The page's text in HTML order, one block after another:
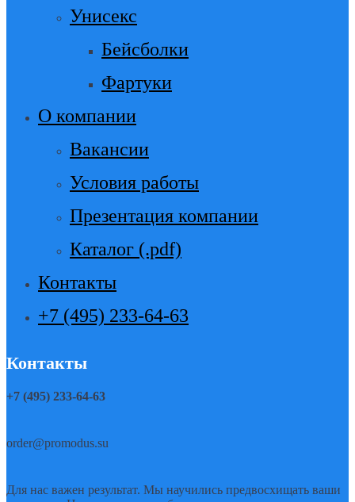
Унисекс
Бейсболки
Фартуки
О компании
Вакансии
Условия работы
Презентация компании
Каталог (.pdf)
Контакты
+7 (495) 233-64-63
Контакты
+7 (495) 233-64-63
order@promodus.su
Для нас важен результат. Мы научились предвосхищать ваши